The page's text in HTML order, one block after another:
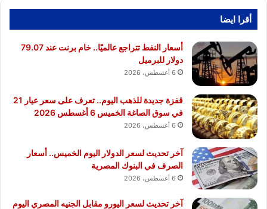
أقرا ايضا
أسعار النفط تتراجع عالميًا.. خام برنت عند 79.07
دولار للبرميل
6 أغسطس، 2026
قفزة جديدة للذهب اليوم.. تعرف على سعر عيار 21
في سوق الصاغة الخميس 6 أغسطس 2026
6 أغسطس، 2026
آخر تحديث لسعر الدولار اليوم الخميس.. أسعار
الصرف في البنوك المصرية
6 أغسطس، 2026
آخر تحديث لسعر اليورو مقابل الجنيه المصري اليوم